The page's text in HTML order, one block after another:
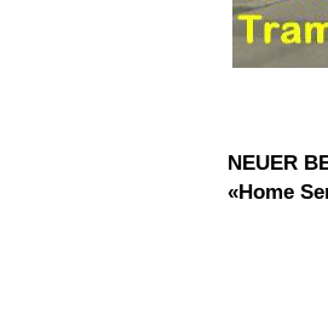
NEUER
«Home